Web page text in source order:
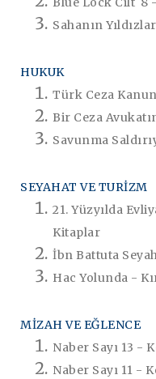
Sahanın
HUKUK
Türk Ceza
Bir Ceza
Savunma
SEYAHAT VE TURİZM
21. Yüzyılda
Kitaplar
İbn Battuta
Hac Yolunda -
MİZAH VE EĞLENCE
Naber Sayı 13 -
Naber Sayı 11 -